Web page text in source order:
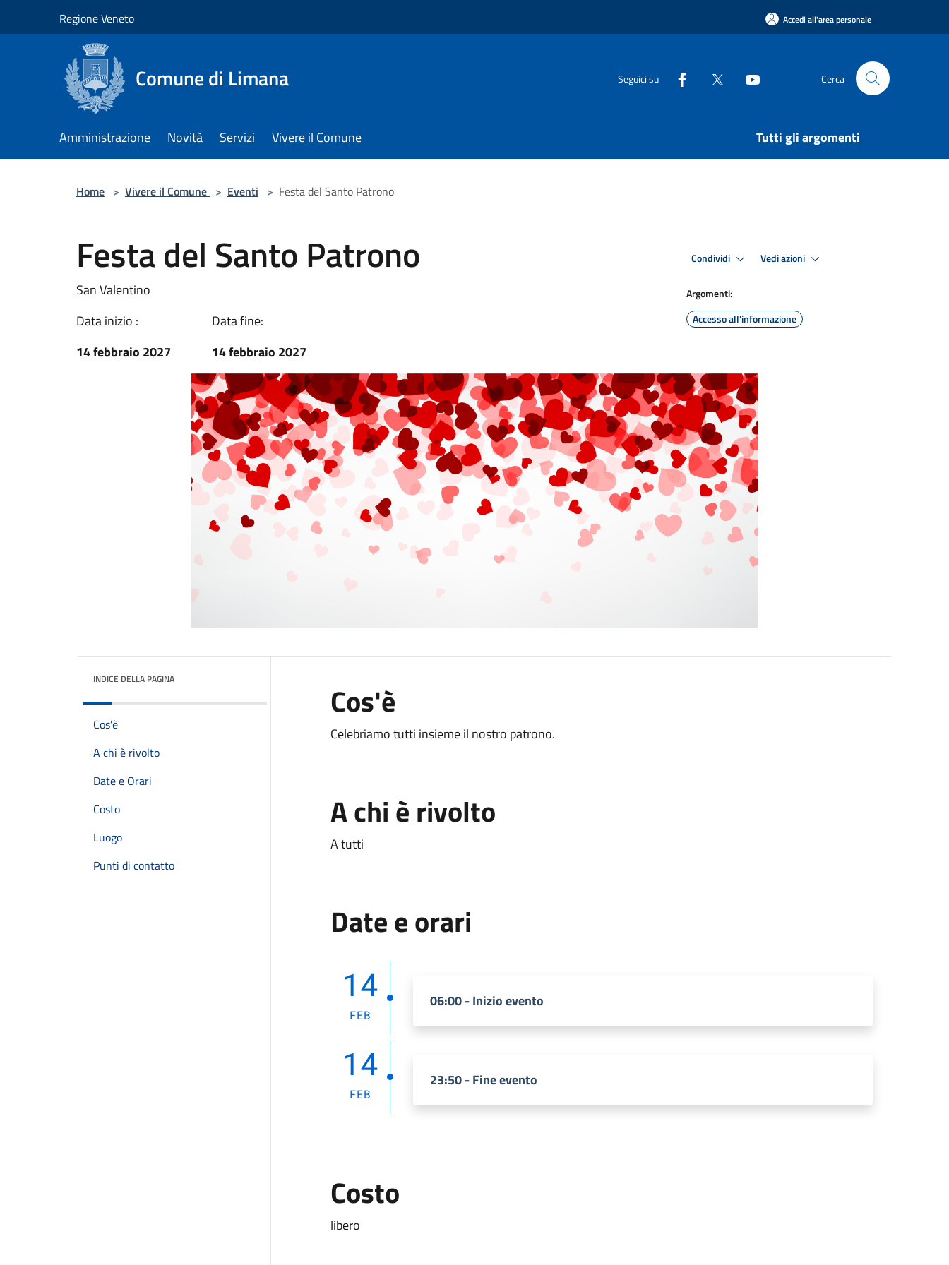
Regione Veneto Accedi all'area personale
Comune di Limana Seguici su Cerca
Amministrazione Novità Servizi Vivere il Comune Tutti gli argomenti
Home > Vivere il Comune > Eventi > Festa del Santo Patrono
Festa del Santo Patrono
San Valentino
Data inizio :
14 febbraio 2027
Data fine:
14 febbraio 2027
Condividi Vedi azioni
Argomenti:
Accesso all'informazione
INDICE DELLA PAGINA
Cos'è
A chi è rivolto
Date e Orari
Costo
Luogo
Punti di contatto
Cos'è
Celebriamo tutti insieme il nostro patrono.
A chi è rivolto
A tutti
Date e orari
14
FEB
06:00 - Inizio evento
14
FEB
23:50 - Fine evento
Costo
libero